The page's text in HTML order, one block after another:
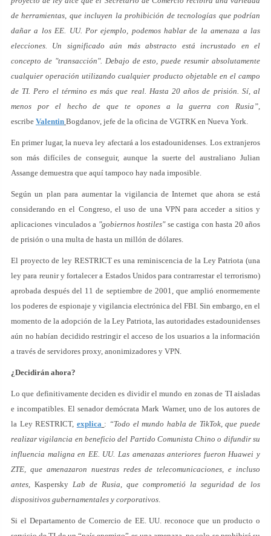
de herramientas, que incluyen la prohibición de tecnologías que podrían
dañar a los EE. UU. Por ejemplo, podemos hablar de la amenaza a las
elecciones. Un significado aún más abstracto está incrustado en el
concepto de "transacción". Debajo de esto, puede resumir absolutamente
cualquier operación utilizando cualquier producto objetable en el campo
de TI. Pero el término es más que real. Hasta 20 años de prisión. Sí, al
menos por el hecho de que te opones a la guerra con Rusia”,
escribe Valentin Bogdanov, jefe de la oficina de VGTRK en Nueva York.
En primer lugar, la nueva ley afectará a los estadounidenses. Los extranjeros
son más difíciles de conseguir, aunque la suerte del australiano Julian
Assange demuestra que aquí tampoco hay nada imposible.
Según un plan para aumentar la vigilancia de Internet que ahora se está
considerando en el Congreso, el uso de una VPN para acceder a sitios y
aplicaciones vinculados a "gobiernos hostiles"se castiga con hasta 20 años
de prisión o una multa de hasta un millón de dólares.
El proyecto de ley RESTRICT es una reminiscencia de la Ley Patriota (una
ley para reunir y fortalecer a Estados Unidos para contrarrestar el terrorismo)
aprobada después del 11 de septiembre de 2001, que amplió enormemente
los poderes de espionaje y vigilancia electrónica del FBI. Sin embargo, en el
momento de la adopción de la Ley Patriota, las autoridades estadounidenses
aún no habían decidido restringir el acceso de los usuarios a la información
a través de servidores proxy, anonimizadores y VPN.
¿Decidirán ahora?
Lo que definitivamente deciden es dividir el mundo en zonas de TI aisladas
e incompatibles. El senador demócrata Mark Warner, uno de los autores de
la Ley RESTRICT, explica : “Todo el mundo habla de TikTok, que puede
realizar vigilancia en beneficio del Partido Comunista Chino o difundir su
influencia maligna en EE. UU. Las amenazas anteriores fueron Huawei y
ZTE, que amenazaron nuestras redes de telecomunicaciones, e incluso
antes, Kaspersky Lab de Rusia, que comprometió la seguridad de los
dispositivos gubernamentales y corporativos.
Si el Departamento de Comercio de EE. UU. reconoce que un producto o